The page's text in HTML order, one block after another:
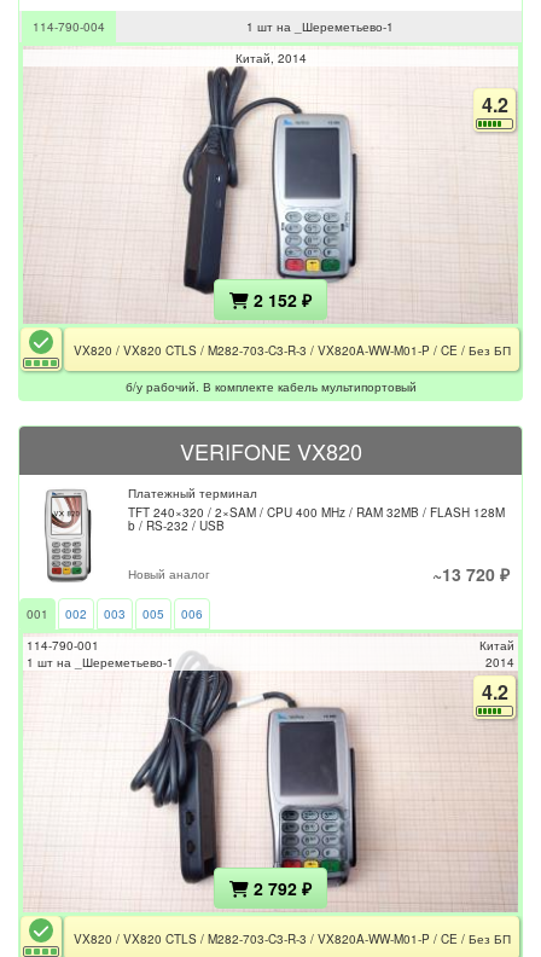
114-790-004
1 шт на _Шереметьево-1
Китай 2014
4.2
2 152 ₽
VX820 / VX820 CTLS / M282-703-C3-R-3 / VX820A-WW-M01-P / CE / Без БП
б/у рабочий. В комплекте кабель мультипортовый
VERIFONE VX820
Платежный терминал
TFT 240×320 / 2×SAM / CPU 400 MHz / RAM 32MB / FLASH 128M
b / RS-232 / USB
Новый аналог ~13 720 ₽
001 002 003 005
006
114-790-001
1 шт на _Шереметьево-1
Китай
2014
4.2
2 792 ₽
VX820 / VX820 CTLS / M282-703-C3-R-3 / VX820A-WW-M01-P / CE / Без БП